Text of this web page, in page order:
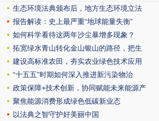
生态环境法典颁布后，地方生态环境立法
报告解读：史上最严重“地球能量失衡”
如何科学看待这两年沙尘暴增多现象？
拓宽绿水青山转化金山银山的路径，把生
建设高标准农田，夯实农业绿色技术应用
“十五五”时期如何深入推进新污染物治
政策保障+技术创新，协同赋能未来能源产
聚焦能源消费形成绿色低碳新业态
以法典之智守护好美丽中国